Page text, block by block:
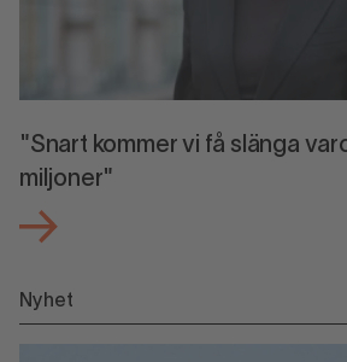
"Snart kommer vi få slänga
miljoner"
Nyhet